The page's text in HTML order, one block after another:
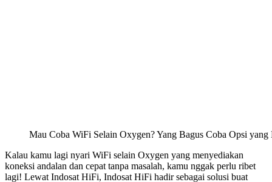
Mau Coba WiFi Selain Oxygen? Yang Bagus Coba Opsi
Kalau kamu lagi nyari WiFi selain Oxygen yang menyediakan
koneksi andalan dan cepat tanpa masalah, kamu nggak perlu ribet
lagi! Lewat Indosat HiFi, Indosat HiFi hadir sebagai solusi buat